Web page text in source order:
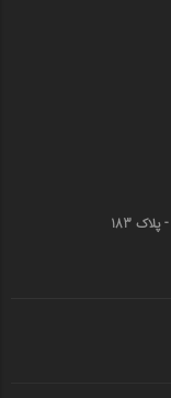
قم - خیابان انقلاب (چهارمردان)‌ - کوچه 6 - پلاک 183